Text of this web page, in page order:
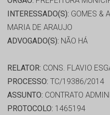
INTERESSADO(S): GOMES &
MARIA DE ARAUJO
ADVOGADO(S): NÃO HÁ
RELATOR: CONS. FLAVIO
PROCESSO: TC/19386/2014
ASSUNTO: CONTRATO
PROTOCOLO: 1465194